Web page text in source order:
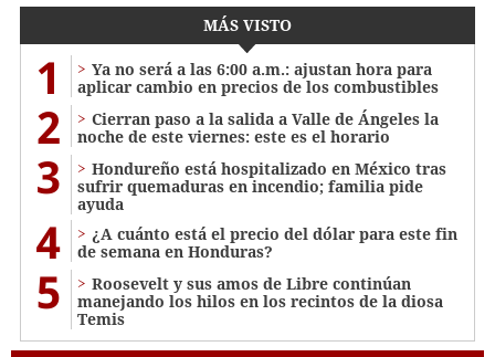
MÁS VISTO
1
Ya no será a las 6:00 a.m.: ajustan hora para
aplicar cambio en precios de los combustibles
2
Cierran paso a la salida a Valle de Ángeles la
noche de este viernes: este es el horario
3
Hondureño está hospitalizado en México tras
sufrir quemaduras en incendio; familia pide
ayuda
4
¿A cuánto está el precio del dólar para este fin
de semana en Honduras?
5
Roosevelt y sus amos de Libre continúan
manejando los hilos en los recintos de la diosa
Temis